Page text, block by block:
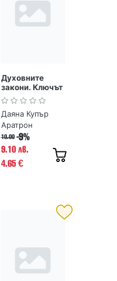
Духовните
закони. Ключът
към небето
Даяна Купър
Аратрон
10.00 -9%
9.10 лв.
4.65 €